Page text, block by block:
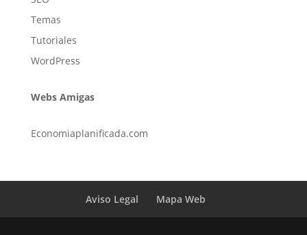
Temas
Tutoriales
WordPress
Webs Amigas
Economiaplanificada.com
Aviso Legal Mapa Web